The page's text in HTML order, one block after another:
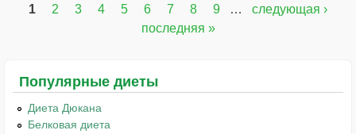
1 2 3 4 5 6 7 8 9 …
следующая ›
последняя »
Популярные диеты
Диета Дюкана
Белковая диета